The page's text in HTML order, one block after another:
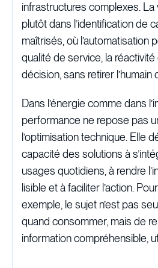
infrastructures complexes. La
plutôt dans l’identification de
maîtrisés, où l’automatisation
qualité de service, la
décision, sans retirer l’humain
Dans l’énergie comme dans
performance ne repose pas
l’optimisation technique. Elle
capacité des solutions à
usages quotidiens, à rendre
lisible et à faciliter l’action.
exemple, le sujet n’est pas
quand consommer, mais de
information compréhensible,